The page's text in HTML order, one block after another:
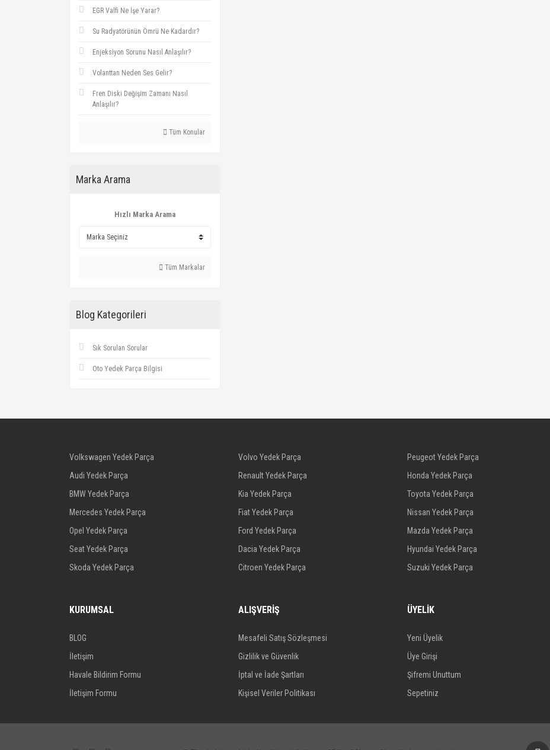
EGR Valfi Ne İşe Yarar?
Su Radyatörünün Ömrü Ne Kadardır?
Enjeksiyon Sorunu Nasıl Anlaşılır?
Volanttan Neden Ses Gelir?
Fren Diski Değişim Zamanı Nasıl
Anlaşılır?
Tüm Konular
Marka Arama
Hızlı Marka Arama
Tüm Markalar
Blog Kategorileri
Sık Sorulan Sorular
Oto Yedek Parça Bilgisi
Volkswagen Yedek Parça
Audi Yedek Parça
BMW Yedek Parça
Mercedes Yedek Parça
Opel Yedek Parça
Seat Yedek Parça
Skoda Yedek Parça
Volvo Yedek Parça
Renault Yedek Parça
Kia Yedek Parça
Fiat Yedek Parça
Ford Yedek Parça
Dacia Yedek Parça
Citroen Yedek Parça
Peugeot Yedek Parça
Honda Yedek Parça
Toyota Yedek Parça
Nissan Yedek Parça
Mazda Yedek Parça
Hyundai Yedek Parça
Suzuki Yedek Parça
KURUMSAL
BLOG
İletişim
Havale Bildirim Formu
İletişim Formu
ALIŞVERİŞ
Mesafeli Satış Sözleşmesi
Gizlilik ve Güvenlik
İptal ve İade Şartları
Kişisel Veriler Politikası
ÜYELİK
Yeni Üyelik
Üye Girişi
Şifremi Unuttum
Sepetiniz